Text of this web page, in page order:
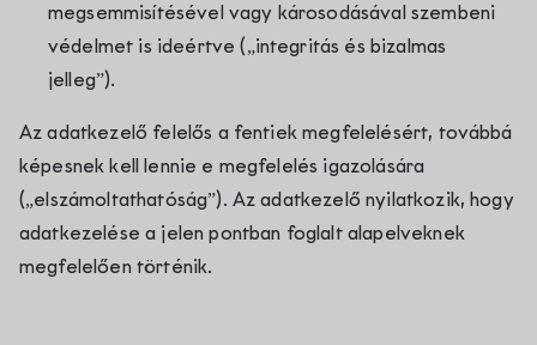
megsemmisítésével vagy károsodásával szembeni
védelmet is ideértve („integritás és bizalmas
jelleg”).
Az adatkezelő felelős a fentiek megfelelésért, továbbá
képesnek kell lennie e megfelelés igazolására
(„elszámoltathatóság”). Az adatkezelő nyilatkozik, hogy
adatkezelése a jelen pontban foglalt alapelveknek
megfelelően történik.